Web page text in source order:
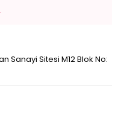
Sanayi Sitesi M12 Blok No: